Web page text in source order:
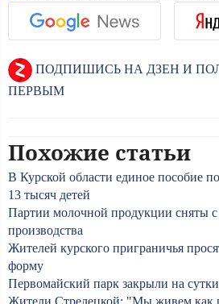
ПОДПИШИСЬ НА ДЗЕН И
ПЕРВЫМ
Похожие статьи
В Курской области единое пособие
13 тысяч детей
Партии молочной продукции сняты с
производства
Жителей курского приграничья
форму
Первомайский парк закрыли на сутки
Жители Стрелецкой: "Мы живем как